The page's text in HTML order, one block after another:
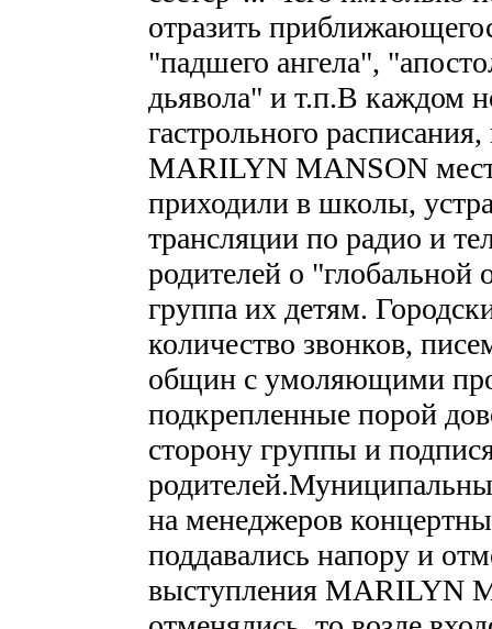
отразить
"падшего ангела",
дьявола" и т.п.В каждом
гастрольного
MARILYN MANSON
приходили в школы,
трансляции по радио и
родителей о "глобальной
группа их детям.
количество звонков,
общин с умоляющими
подкрепленные порой
сторону группы и
на менеджеров
поддавались напору и
выступления MARILYN